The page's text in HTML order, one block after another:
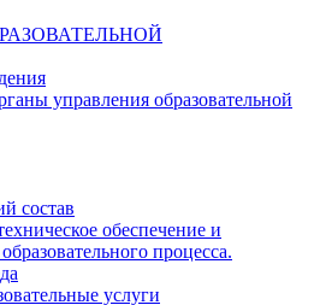
управления образовательной
состав
обеспечение и
процесса.
услуги